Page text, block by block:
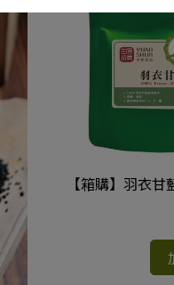
【箱購】羽衣